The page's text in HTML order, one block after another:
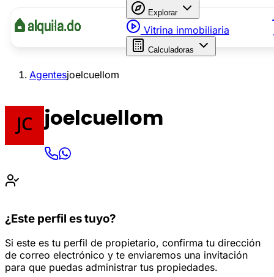
Explorar
Vitrina inmobiliaria
Calculadoras
Agentesjoelcuellom
joelcuellom
¿Este perfil es tuyo?
Si este es tu perfil de propietario, confirma tu dirección
de correo electrónico y te enviaremos una invitación
para que puedas administrar tus propiedades.